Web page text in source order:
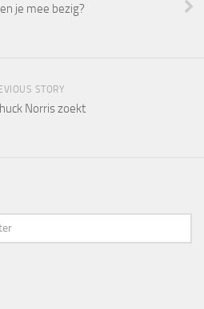
je mee bezig?
STORY
Norris zoekt